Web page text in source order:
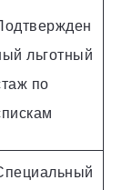
льготный
по